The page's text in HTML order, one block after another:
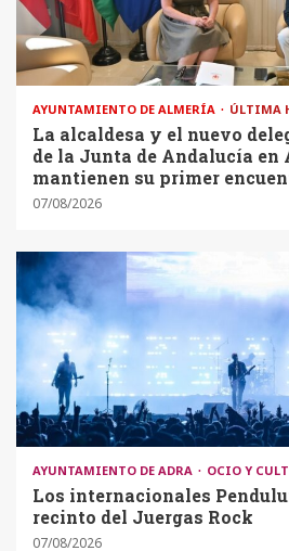
AYUNTAMIENTO DE ALMERÍA ÚLTIMA
La alcaldesa y el nuevo
de la Junta de Andalucía en
mantienen su primer
07/08/2026
AYUNTAMIENTO DE ADRA OCIO Y
Los internacionales
recinto del Juergas Rock
07/08/2026